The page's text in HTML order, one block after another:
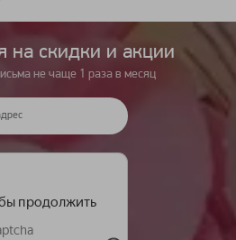
на cкидки и акции
не чаще 1 раза в месяц